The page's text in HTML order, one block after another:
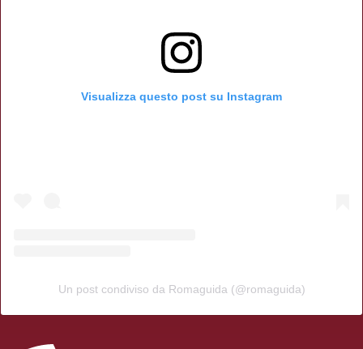
Visualizza questo post su Instagram
Un post condiviso da Romaguida (@romaguida)